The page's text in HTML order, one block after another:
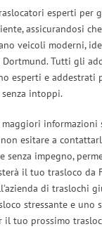
esperti per
assicurandosi
veicoli moderni,
Dortmund. Tutti gli
esperti e addestrati
intoppi.
informazioni
esitare a
senza impegno,
il tuo trasloco da
di traslochi
stressante e uno
il tuo prossimo